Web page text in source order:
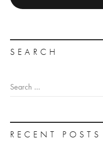
SEARCH
Search …
RECENT POSTS